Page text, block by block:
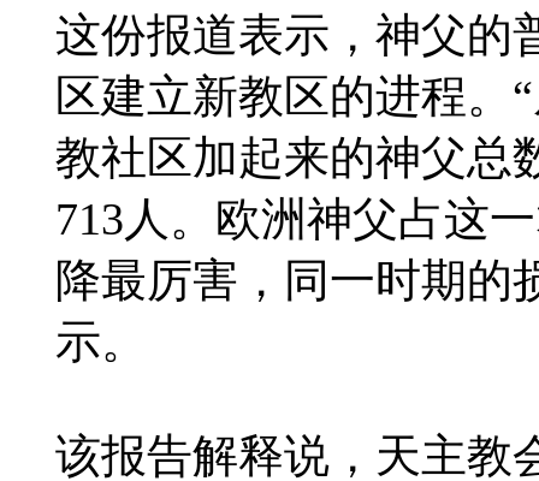
这份报道表示，神父的
区建立新教区的进程。
教社区加起来的神父总
713人。欧洲神父占这
降最厉害，同一时期的
示。
该报告解释说，天主教